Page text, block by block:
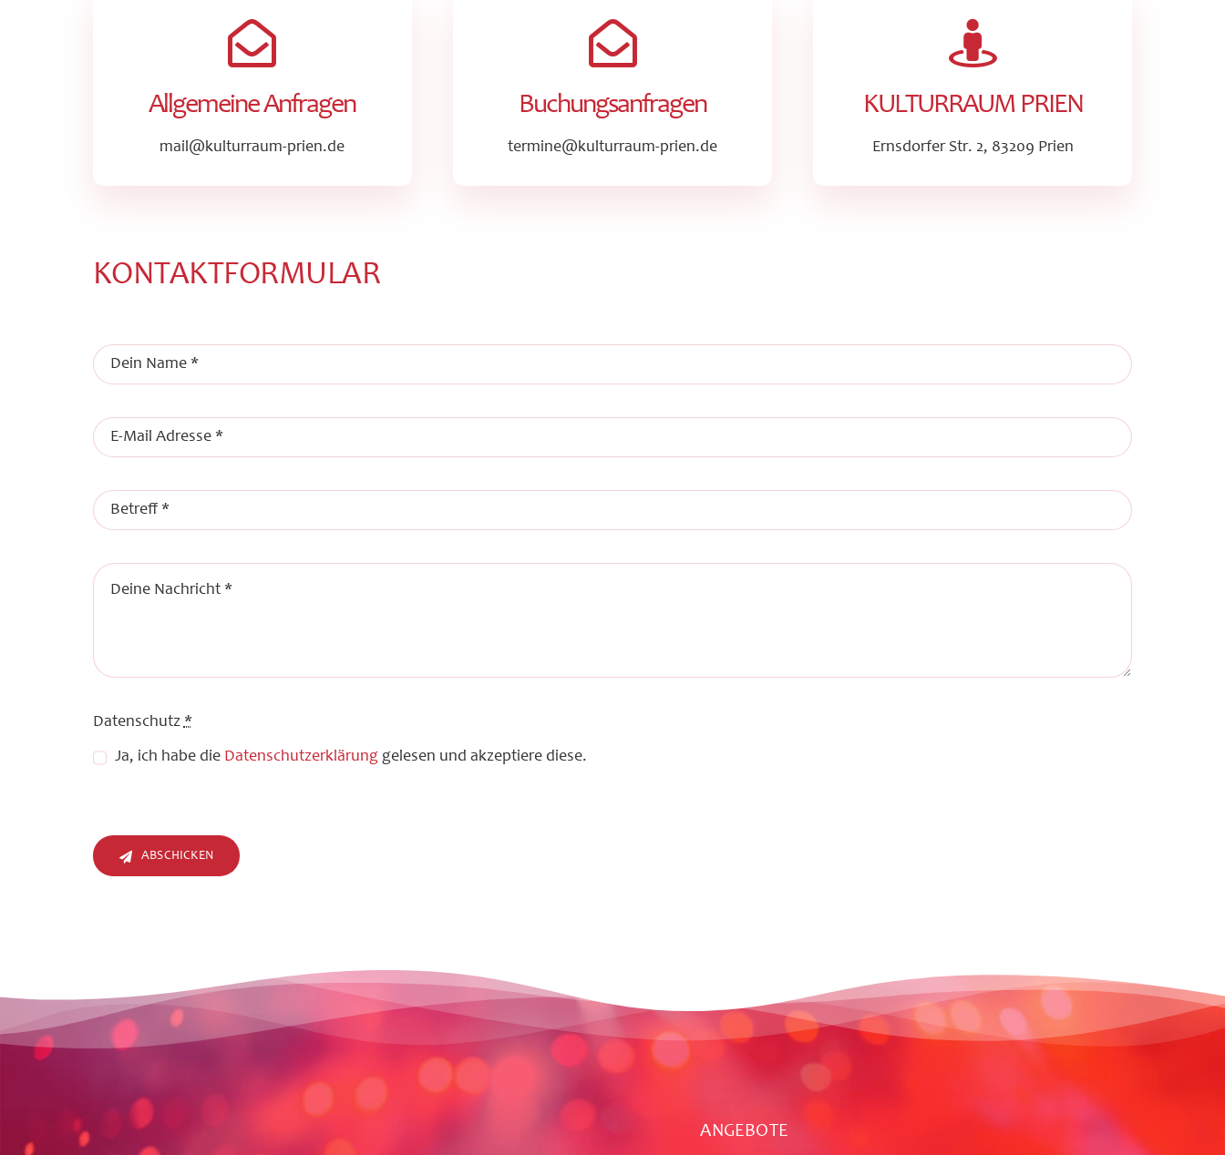
Allgemeine Anfragen
mail@kulturraum-prien.de
Buchungsanfragen
termine@kulturraum-prien.de
KULTURRAUM PRIEN
Ernsdorfer Str. 2, 83209 Prien
KONTAKTFORMULAR
Datenschutz*
Ja, ich habe die Datenschutzerklärung gelesen und akzeptiere diese.
ABSCHICKEN
ANGEBOTE